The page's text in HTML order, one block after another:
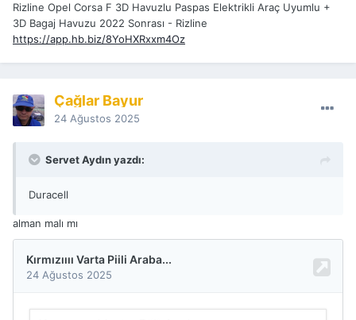
Rizline Opel Corsa F 3D Havuzlu Paspas Elektrikli Araç Uyumlu +
3D Bagaj Havuzu 2022 Sonrası - Rizline
https://app.hb.biz/8YoHXRxxm4Oz
Çağlar Bayur
24 Ağustos 2025
Servet Aydın yazdı:
Duracell
alman malı mı